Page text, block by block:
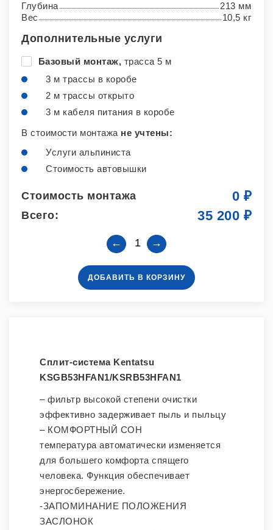
Глубина
213 мм
Вес
10,5 кг
Дополнительные услуги
Базовый монтаж, трасса 5 м
3 м трассы в коробе
2 м трассы открыто
3 м кабеля питания в коробе
В стоимости монтажа не учтены:
Услуги альпиниста
Стоимость автовышки
Стоимость монтажа 0 ₽
Всего: 35 200 ₽
Количество
ДОБАВИТЬ В КОРЗИНУ
Сплит-система Kentatsu
KSGB53HFAN1/KSRB53HFAN1
– фильтр высокой степени очистки
эффективно задерживает пыль и пыльцу
– КОМФОРТНЫЙ СОН
температура автоматически изменяется
для большего комфорта спящего
человека. Функция обеспечивает
энергосбережение.
-ЗАПОМИНАНИЕ ПОЛОЖЕНИЯ
ЗАСЛОНОК